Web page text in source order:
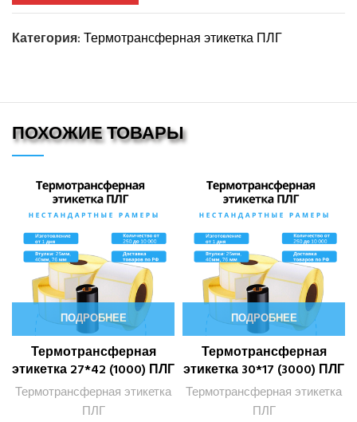
Категория:Термотрансферная этикетка ПЛГ
ПОХОЖИЕ ТОВАРЫ
ПОДРОБНЕЕ
Термотрансферная
этикетка 27*42 (1000) ПЛГ
Термотрансферная этикетка
ПЛГ
ПОДРОБНЕЕ
Термотрансферная
этикетка 30*17 (3000) ПЛГ
Термотрансферная этикетка
ПЛГ